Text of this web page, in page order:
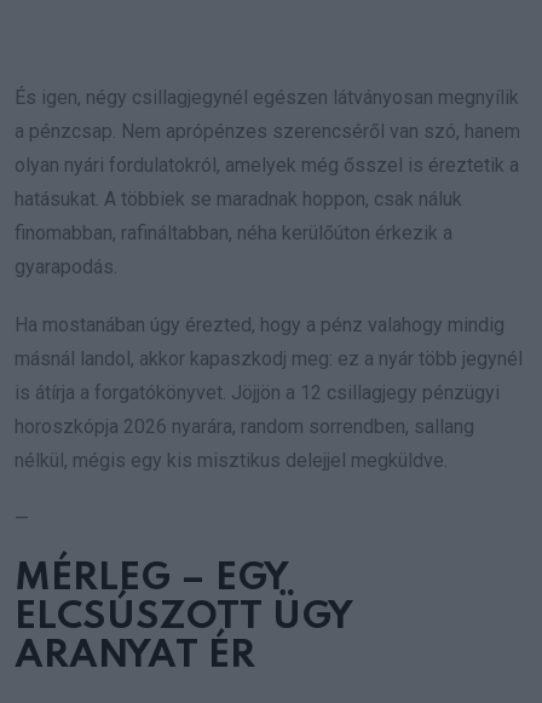
És igen, négy csillagjegynél egészen látványosan megnyílik
a pénzcsap. Nem aprópénzes szerencséről van szó, hanem
olyan nyári fordulatokról, amelyek még ősszel is éreztetik a
hatásukat. A többiek se maradnak hoppon, csak náluk
finomabban, rafináltabban, néha kerülőúton érkezik a
gyarapodás.
Ha mostanában úgy érezted, hogy a pénz valahogy mindig
másnál landol, akkor kapaszkodj meg: ez a nyár több jegynél
is átírja a forgatókönyvet. Jöjjön a 12 csillagjegy pénzügyi
horoszkópja 2026 nyarára, random sorrendben, sallang
nélkül, mégis egy kis misztikus delejjel megküldve.
—
MÉRLEG – EGY
ELCSÚSZOTT ÜGY
ARANYAT ÉR